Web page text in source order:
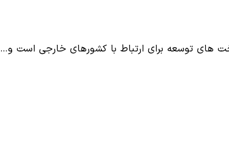
های توسعه برای ارتباط با کشورهای خارجی است و…